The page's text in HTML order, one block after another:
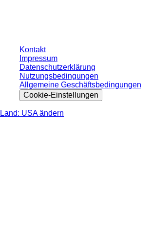
Kontakt
Impressum
Datenschutzerklärung
Nutzungsbedingungen
Allgemeine Geschäftsbedingungen
Cookie-Einstellungen
Land: USA ändern